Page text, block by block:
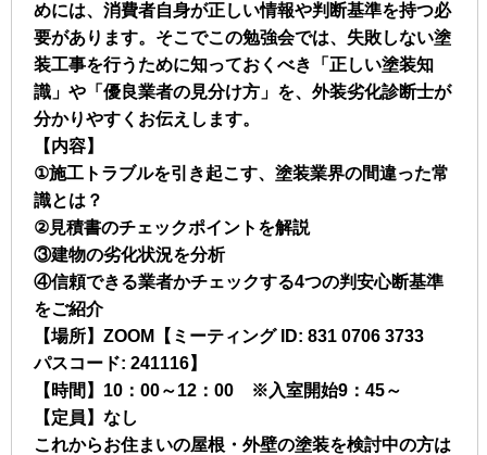
めには、消費者自身が正しい情報や判断基準を持つ必
要があります。そこでこの勉強会では、失敗しない塗
装工事を行うために知っておくべき「正しい塗装知
識」や「優良業者の見分け方」を、外装劣化診断士が
分かりやすくお伝えします。
【内容】
①施工トラブルを引き起こす、塗装業界の間違った常
識とは？
②見積書のチェックポイントを解説
③建物の劣化状況を分析
④信頼できる業者かチェックする4つの判安心断基準
をご紹介
【場所】ZOOM【ミーティング ID: 831 0706 3733
パスコード: 241116】
【時間】10：00～12：00 ※入室開始9：45～
【定員】なし
これからお住まいの屋根・外壁の塗装を検討中の方は